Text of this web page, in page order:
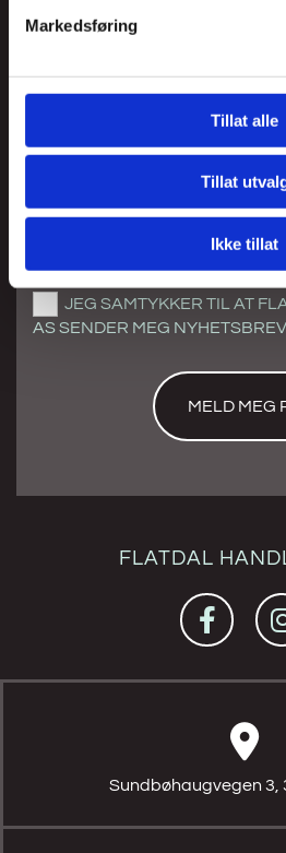
Markedsføring
Tillat alle
Tillat
Ikke tillat
oppdateringer
JEG SAMTYKKER TIL AT
AS SENDER MEG
FLATDAL

Sundbøhaugvegen 3,